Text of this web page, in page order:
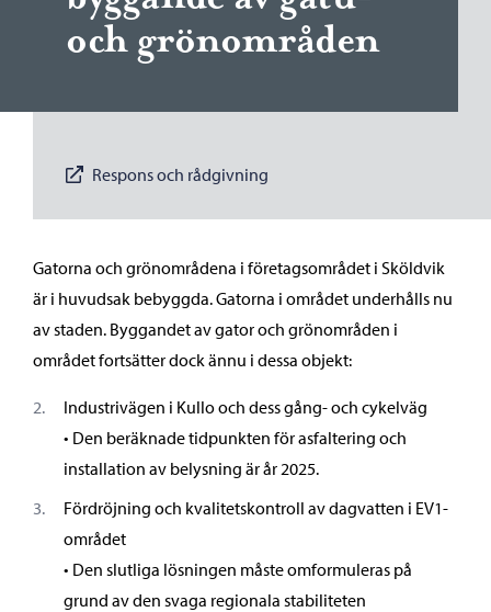
och grönområden
Respons och rådgivning
Gatorna och grönområdena i företagsområdet i Sköldvik
är i huvudsak bebyggda. Gatorna i området underhålls nu
av staden. Byggandet av gator och grönområden i
området fortsätter dock ännu i dessa objekt:
Industrivägen i Kullo och dess gång- och cykelväg
• Den beräknade tidpunkten för asfaltering och
installation av belysning är år 2025.
Fördröjning och kvalitetskontroll av dagvatten i EV1-
området
• Den slutliga lösningen måste omformuleras på
grund av den svaga regionala stabiliteten